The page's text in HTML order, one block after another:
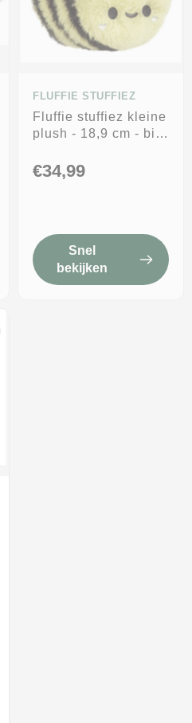
FLUFFIE STUFFIEZ
Fluffie stuffiez kleine
plush - 18,9 cm - bij
plukknuffel
€34,99
Snel
bekijken